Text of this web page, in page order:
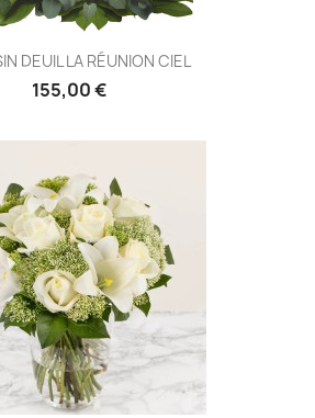
DEUIL LA RÉUNION CIEL
155,00 €